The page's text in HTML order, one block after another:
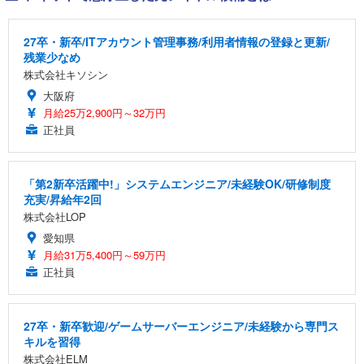
27卒・新卒/ITアカウント管理事務/利用者情報の登録と更新/
残業少なめ
株式会社キソシン
大阪府
月給25万2,900円～32万円
正社員
「第2新卒活躍中!」システムエンジニア/未経験OK/研修制度
充実/昇給年2回
株式会社LOP
愛知県
月給31万5,400円～59万円
正社員
27卒・新卒歓迎/ゲームサーバーエンジニア/未経験から専門ス
キルを習得
株式会社ELM